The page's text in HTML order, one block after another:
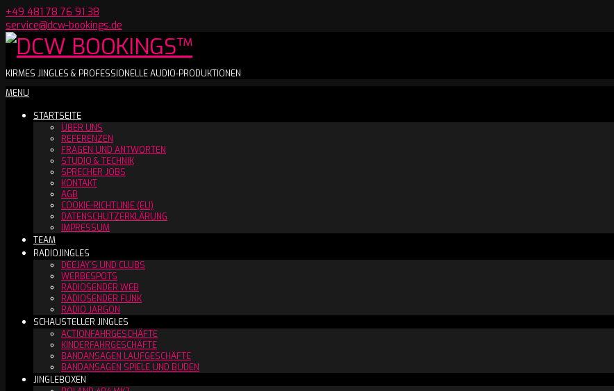
Skip
to
content
+49 481 78 76 91 38
service@dcw-bookings.de
DCW
BOOKINGS™
KIRMES JINGLES & PROFESSIONELLE AUDIO-PRODUKTIONEN
Secondary
Menu
MENU
STARTSEITE
ÜBER UNS
REFERENZEN
FRAGEN UND ANTWORTEN
STUDIO & TECHNIK
SPRECHER JOBS
KONTAKT
AGB
COOKIE-RICHTLINIE (EU)
DATENSCHUTZERKLÄRUNG
IMPRESSUM
TEAM
RADIOJINGLES
DEEJAY´S UND CLUBS
WERBESPOTS
RADIOSENDER WEB
RADIOSENDER FUNK
RADIO JARGON
SCHAUSTELLER JINGLES
ACTIONFAHRGESCHÄFTE
KINDERFAHRGESCHÄFTE
BANDANSAGEN LAUFGESCHÄFTE
BANDANSAGEN SPIELE UND BUDEN
JINGLEBOXEN